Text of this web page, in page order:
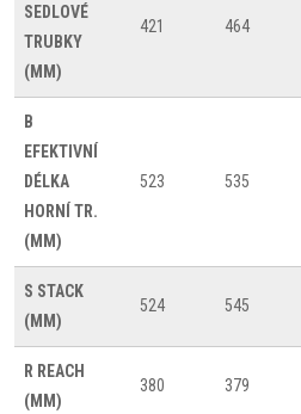
SEDLOVÉ
TRUBKY
(MM)
421 464
B
EFEKTIVNÍ
DÉLKA
HORNÍ TR.
(MM)
523 535
S STACK
(MM)
524 545
R REACH
(MM)
380 379